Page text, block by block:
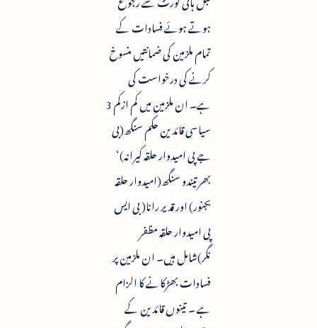
ہوتے ہوئے فسادات کے
تمام ملزمین کی ضمانتیں منسوخ
کرنے کی درخواست کی
ہے۔ ان ملزمین میں کم ازکم 3
سیاسی قائدین حکم سنگھ(بی
جے پی امیدوار حلقہ کیرانہ)‘
بھرتیندو سنگھ(امیدوار حلقہ
بجنور) اور قدیر رانا( بی ایس
پی امیدوار حلقہ مظفر
نگر)شامل ہیں۔ ان ملزمین پر
فسادات بھڑکانے کا الزام
ہے ۔ تینوں قائدین کے